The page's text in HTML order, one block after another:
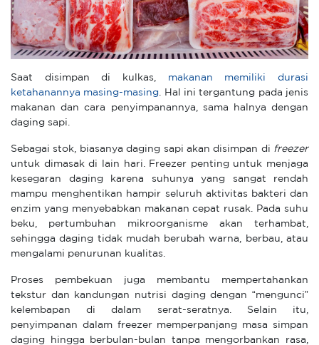
Saat disimpan di kulkas,
makanan memiliki durasi
ketahanannya masing-masing
. Hal ini tergantung pada jenis
makanan dan cara penyimpanannya, sama halnya dengan
daging sapi.
Sebagai stok, biasanya daging sapi akan disimpan di freezer
untuk dimasak di lain hari. Freezer penting untuk menjaga
kesegaran daging karena suhunya yang sangat rendah
mampu menghentikan hampir seluruh aktivitas bakteri dan
enzim yang menyebabkan makanan cepat rusak. Pada suhu
beku, pertumbuhan mikroorganisme akan terhambat,
sehingga daging tidak mudah berubah warna, berbau, atau
mengalami penurunan kualitas.
Proses pembekuan juga membantu mempertahankan
tekstur dan kandungan nutrisi daging dengan “mengunci”
kelembapan di dalam serat-seratnya. Selain itu,
penyimpanan dalam freezer memperpanjang masa simpan
daging hingga berbulan-bulan tanpa mengorbankan rasa,